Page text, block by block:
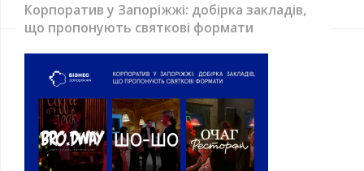
Корпоратив у Запоріжжі: добірка закладів,
що пропонують святкові формати